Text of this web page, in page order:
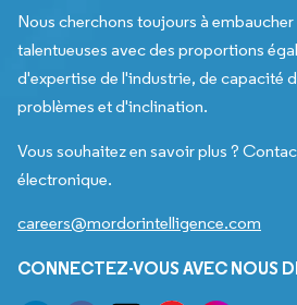
Nous cherchons toujours à
talentueuses avec des proportions
d'expertise de l'industrie, de capacité
problèmes et d'inclination.
Vous souhaitez en savoir plus ?
électronique.
careers@mordorintelligence.com
CONNECTEZ-VOUS AVEC NOUS